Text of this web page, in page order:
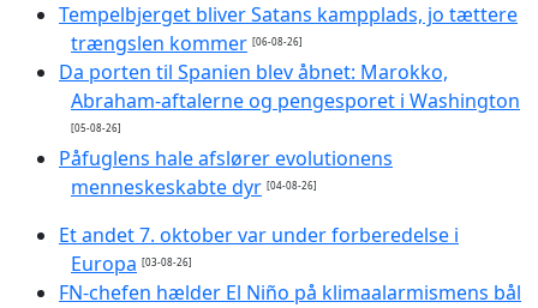
Tempelbjerget bliver Satans kampplads, jo tættere
trængslen kommer [06-08-26]
Da porten til Spanien blev åbnet: Marokko,
Abraham-aftalerne og pengesporet i Washington
[05-08-26]
Påfuglens hale afslører evolutionens
menneskeskabte dyr [04-08-26]
Et andet 7. oktober var under forberedelse i
Europa [03-08-26]
FN-chefen hælder El Niño på klimaalarmismens bål